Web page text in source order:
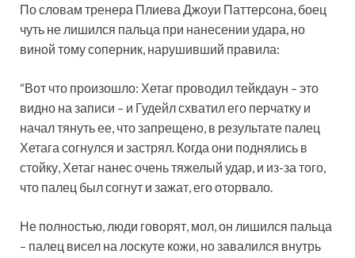
По словам тренера Плиева Джоуи Паттерсона, боец
чуть не лишился пальца при нанесении удара, но
виной тому соперник, нарушивший правила:
“Вот что произошло: Хетаг проводил тейкдаун – это
видно на записи – и Гудейл схватил его перчатку и
начал тянуть ее, что запрещено, в результате палец
Хетага согнулся и застрял. Когда они поднялись в
стойку, Хетаг нанес очень тяжелый удар, и из-за того,
что палец был согнут и зажат, его оторвало.
Не полностью, люди говорят, мол, он лишился пальца
– палец висел на лоскуте кожи, но завалился внутрь